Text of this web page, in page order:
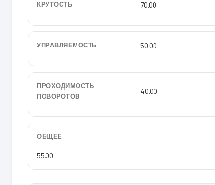
КРУТОСТЬ 70.00
УПРАВЛЯЕМОСТЬ 50.00
ПРОХОДИМОСТЬ
ПОВОРОТОВ
40.00
ОБЩЕЕ
55.00